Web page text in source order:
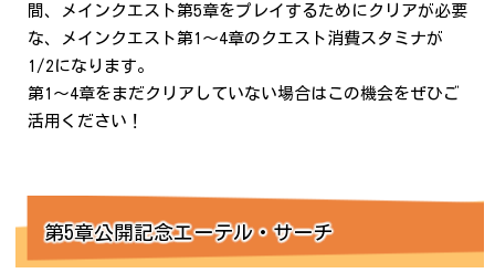
間、メインクエスト第5章をプレイするためにクリアが必要
な、メインクエスト第1～4章のクエスト消費スタミナが
1/2になります。
第1～4章をまだクリアしていない場合はこの機会をぜひご
活用ください！
第5章公開記念エーテル・サーチ